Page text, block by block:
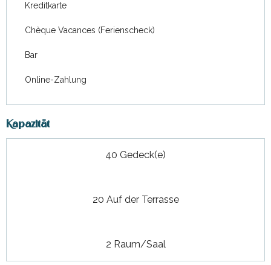
Kreditkarte
Chèque Vacances (Ferienscheck)
Bar
Online-Zahlung
Kapazität
40 Gedeck(e)
20 Auf der Terrasse
2 Raum/Saal